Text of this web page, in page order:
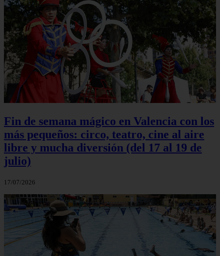
Fin de semana mágico en Valencia con los
más pequeños: circo, teatro, cine al aire
libre y mucha diversión (del 17 al 19 de
julio)
17/07/2026